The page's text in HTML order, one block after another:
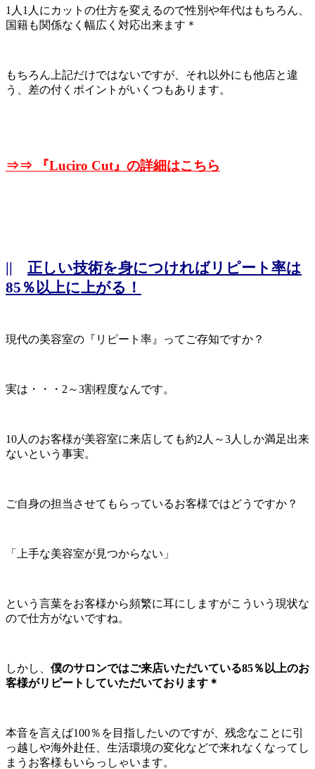
1人1人にカットの仕方を変えるので性別や年代はもちろん、
国籍も関係なく幅広く対応出来ます＊
もちろん上記だけではないですが、それ以外にも他店と違
う、差の付くポイントがいくつもあります。
⇒⇒ 『Luciro Cut』の詳細はこちら
|| 正しい技術を身につければリピート率は
85％以上に上がる！
現代の美容室の『リピート率』ってご存知ですか？
実は・・・2～3割程度なんです。
10人のお客様が美容室に来店しても約2人～3人しか満足出来
ないという事実。
ご自身の担当させてもらっているお客様ではどうですか？
「上手な美容室が見つからない」
という言葉をお客様から頻繁に耳にしますがこういう現状な
ので仕方がないですね。
しかし、 僕のサロンではご来店いただいている85％以上のお
客様がリピートしていただいております＊
本音を言えば100％を目指したいのですが、残念なことに引
っ越しや海外赴任、生活環境の変化などで来れなくなってし
まうお客様もいらっしゃいます。